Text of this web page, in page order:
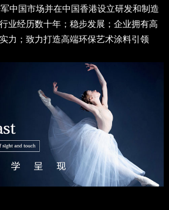
中国市场并在中国香港设立研发和制造
业经历数十年；稳步发展；企业拥有高
力；致力打造高端环保艺术涂料引领